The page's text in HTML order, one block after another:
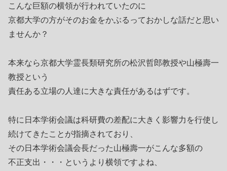
こんな巨額の横領が行われていたのに
京都大学の方がそのお金をかぶるっておかしな話だと思い
ませんか？
本来なら京都大学霊長類研究所の松沢哲郎教授や山極壽一
教授という
責任ある立場の人達に大きな責任があるはずです。
特に日本学術会議は科研費の差配に大きく影響力を行使し
続けてきたことが指摘されており、
その日本学術会議会長だった山極壽一がこんな多額の
不正支出・・・というより横領ですよね、